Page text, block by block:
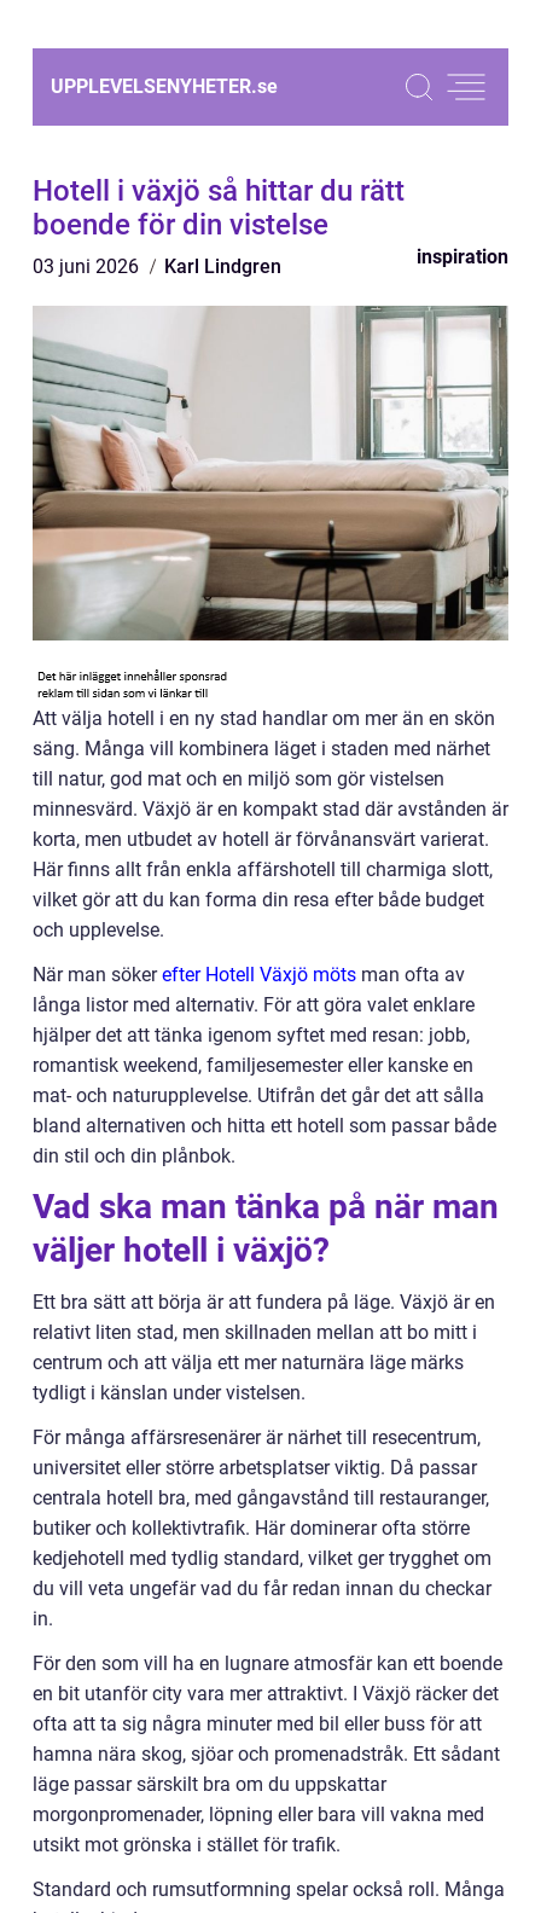
UPPLEVELSENYHETER.se
Hotell i växjö så hittar du rätt
boende för din vistelse
03 juni 2026 Karl Lindgren inspiration
Att välja hotell i en ny stad handlar om mer än en skön
säng. Många vill kombinera läget i staden med närhet
till natur, god mat och en miljö som gör vistelsen
minnesvärd. Växjö är en kompakt stad där avstånden är
korta, men utbudet av hotell är förvånansvärt varierat.
Här finns allt från enkla affärshotell till charmiga slott,
vilket gör att du kan forma din resa efter både budget
och upplevelse.
När man sökerefter Hotell Växjö möts man ofta av
långa listor med alternativ. För att göra valet enklare
hjälper det att tänka igenom syftet med resan: jobb,
romantisk weekend, familjesemester eller kanske en
mat- och naturupplevelse. Utifrån det går det att sålla
bland alternativen och hitta ett hotell som passar både
din stil och din plånbok.
Vad ska man tänka på när man
väljer hotell i växjö?
Ett bra sätt att börja är att fundera på läge. Växjö är en
relativt liten stad, men skillnaden mellan att bo mitt i
centrum och att välja ett mer naturnära läge märks
tydligt i känslan under vistelsen.
För många affärsresenärer är närhet till resecentrum,
universitet eller större arbetsplatser viktig. Då passar
centrala hotell bra, med gångavstånd till restauranger,
butiker och kollektivtrafik. Här dominerar ofta större
kedjehotell med tydlig standard, vilket ger trygghet om
du vill veta ungefär vad du får redan innan du checkar
in.
För den som vill ha en lugnare atmosfär kan ett boende
en bit utanför city vara mer attraktivt. I Växjö räcker det
ofta att ta sig några minuter med bil eller buss för att
hamna nära skog, sjöar och promenadstråk. Ett sådant
läge passar särskilt bra om du uppskattar
morgonpromenader, löpning eller bara vill vakna med
utsikt mot grönska i stället för trafik.
Standard och rumsutformning spelar också roll. Många